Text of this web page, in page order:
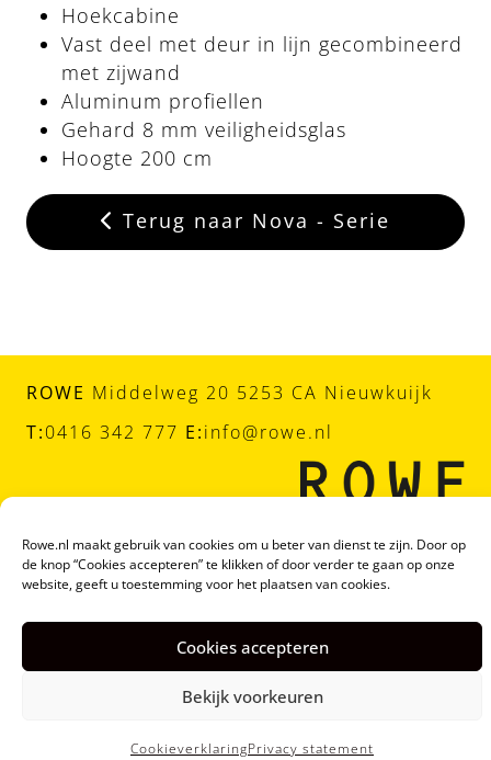
Rowe.nl maakt gebruik van cookies om u beter van dienst te zijn. Door op
de knop “Cookies accepteren” te klikken of door verder te gaan op onze
website, geeft u toestemming voor het plaatsen van cookies.
Cookies accepteren
Bekijk voorkeuren
CookieverklaringPrivacy statement
Hoekcabine
Vast deel met deur in lijn gecombineerd
met zijwand
Aluminum profiellen
Gehard 8 mm veiligheidsglas
Hoogte 200 cm
Terug naar Nova - Serie
ROWE Middelweg 20 5253 CA Nieuwkuijk
T:0416 342 777 E:info@rowe.nl
© ROWE |Algemene voorwaarden|Privacy statement
Webdesign doorTundra digital branding & marketing